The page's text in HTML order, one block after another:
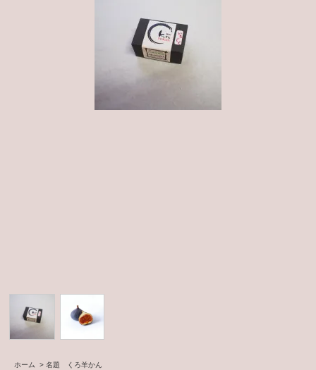
ホーム > 名題 くろ羊かん